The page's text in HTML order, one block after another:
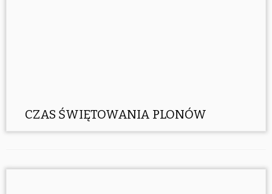
CZAS ŚWIĘTOWANIA PLONÓW